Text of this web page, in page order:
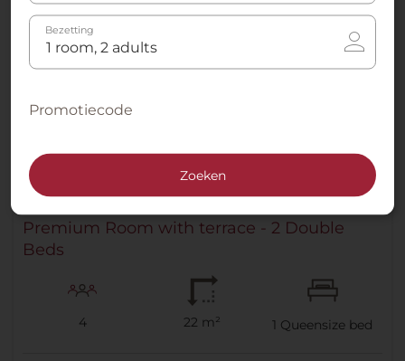
Premium Room with terrace - 2 Double
Beds
4 22 m² 1 Queensize bed
Bezetting
Promotiecode
Zoeken